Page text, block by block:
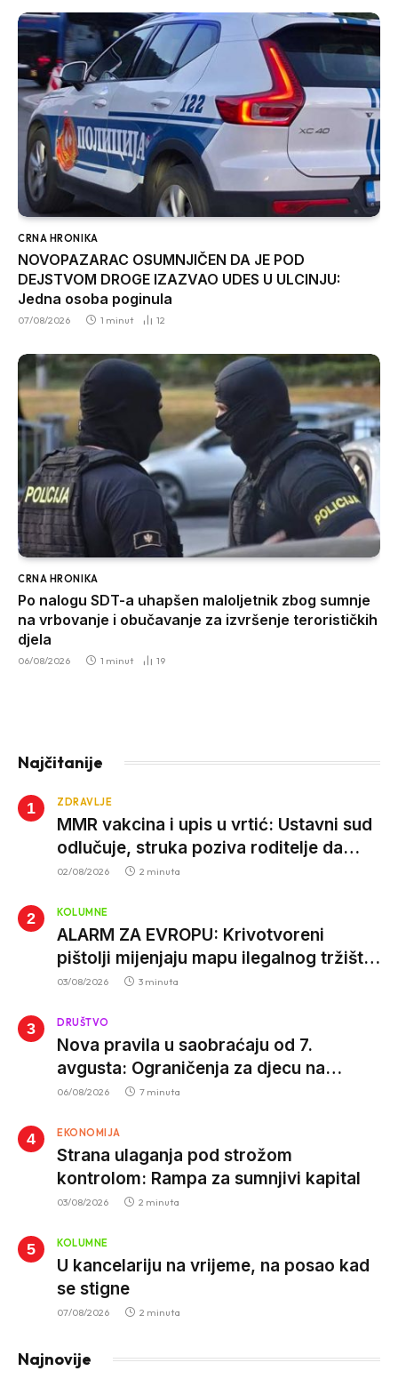
CRNA HRONIKA
NOVOPAZARAC OSUMNJIČEN DA JE POD
DEJSTVOM DROGE IZAZVAO UDES U ULCINJU:
Jedna osoba poginula
07/08/2026 1 minut 12
CRNA HRONIKA
Po nalogu SDT-a uhapšen maloljetnik zbog sumnje
na vrbovanje i obučavanje za izvršenje terorističkih
djela
06/08/2026 1 minut 19
Najčitanije
ZDRAVLJE
MMR vakcina i upis u vrtić: Ustavni sud
odlučuje, struka poziva roditelje da
vjeruju nauci
02/08/2026 2 minuta
KOLUMNE
ALARM ZA EVROPU: Krivotvoreni
pištolji mijenjaju mapu ilegalnog tržišta,
istrage ukazuju na proizvodnju van EU
03/08/2026 3 minuta
DRUŠTVO
Nova pravila u saobraćaju od 7.
avgusta: Ograničenja za djecu na
trotinetima i mlade vozače, veće kazne
06/08/2026 7 minuta
EKONOMIJA
Strana ulaganja pod strožom
kontrolom: Rampa za sumnjivi kapital
03/08/2026 2 minuta
KOLUMNE
U kancelariju na vrijeme, na posao kad
se stigne
07/08/2026 2 minuta
Najnovije